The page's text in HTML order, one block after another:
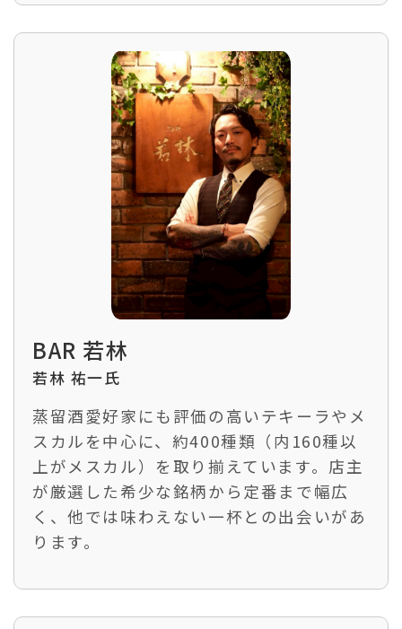
BAR 若林
若林 祐一氏
蒸留酒愛好家にも評価の高いテキーラやメ
スカルを中心に、約400種類（内160種以
上がメスカル）を取り揃えています。店主
が厳選した希少な銘柄から定番まで幅広
く、他では味わえない一杯との出会いがあ
ります。